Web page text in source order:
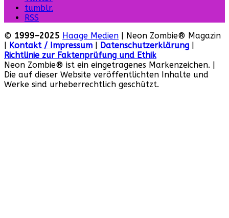
tumblr.
RSS
© 1999–2025 Haage Medien | Neon Zombie® Magazin
Kontakt / Impressum Datenschutzerklärung
Richtlinie zur Faktenprüfung und Ethik
Neon Zombie® ist ein eingetragenes Markenzeichen. |
Die auf dieser Website veröffentlichten Inhalte und
Werke sind urheberrechtlich geschützt.